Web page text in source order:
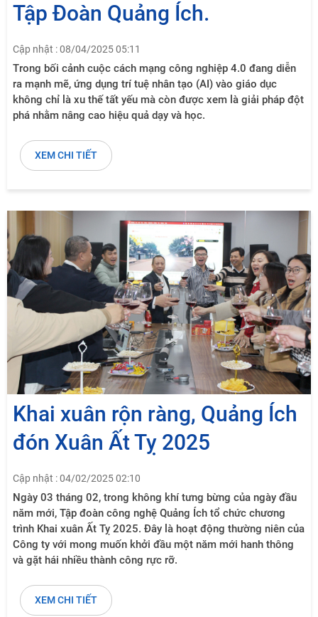
Tập Đoàn Quảng Ích.
Cập nhật : 08/04/2025 05:11
Trong bối cảnh cuộc cách mạng công nghiệp 4.0 đang diễn
ra mạnh mẽ, ứng dụng trí tuệ nhân tạo (AI) vào giáo dục
không chỉ là xu thế tất yếu mà còn được xem là giải pháp đột
phá nhằm nâng cao hiệu quả dạy và học.
XEM CHI TIẾT
Khai xuân rộn ràng, Quảng Ích
đón Xuân Ất Tỵ 2025
Cập nhật : 04/02/2025 02:10
Ngày 03 tháng 02, trong không khí tưng bừng của ngày đầu
năm mới, Tập đoàn công nghệ Quảng Ích tổ chức chương
trình Khai xuân Ất Tỵ 2025. Đây là hoạt động thường niên của
Công ty với mong muốn khởi đầu một năm mới hanh thông
và gặt hái nhiều thành công rực rỡ.
XEM CHI TIẾT